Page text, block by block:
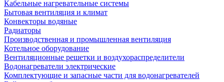
Кабельные нагревательные системы
Бытовая вентиляция и климат
Конвекторы водяные
Радиаторы
Производственная и промышленная вентиляция
Котельное оборудование
Вентиляционные решетки и воздухораспределители
Водонагреватели электрические
Комплектующие и запасные части для водонагревателей